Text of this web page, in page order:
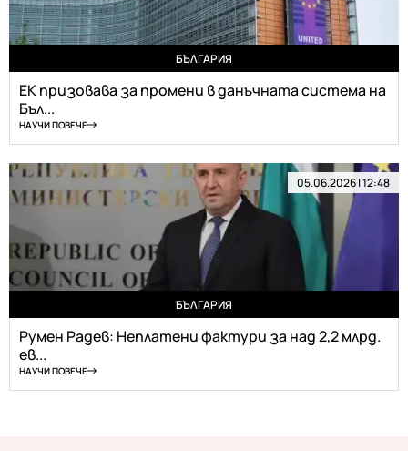
БЪЛГАРИЯ
ЕК призовава за промени в данъчната система на
Бъл...
НАУЧИ ПОВЕЧЕ
05.06.2026 | 12:48
БЪЛГАРИЯ
Румен Радев: Неплатени фактури за над 2,2 млрд.
ев...
НАУЧИ ПОВЕЧЕ